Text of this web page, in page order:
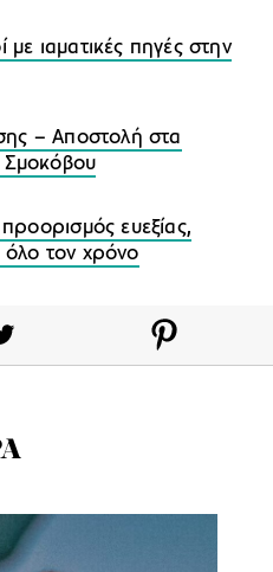
ιαματικές πηγές στην
– Αποστολή στα
ευεξίας,
όλο τον χρόνο